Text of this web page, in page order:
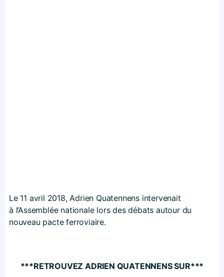
Le 11 avril 2018, Adrien Quatennens intervenait
à l’Assemblée nationale lors des débats autour du
nouveau pacte ferroviaire.
***RETROUVEZ ADRIEN QUATENNENS SUR***